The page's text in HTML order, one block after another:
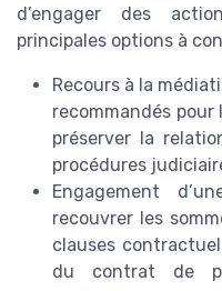
d’engager des
principales options à
Recours à la
recommandés
préserver la
procédures
Engagement
recouvrer les
clauses
du contrat de